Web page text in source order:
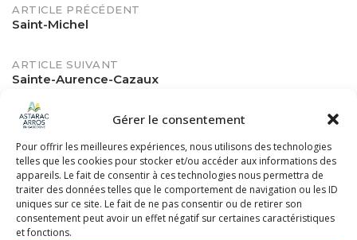
Gérer le consentement
Pour offrir les meilleures expériences, nous utilisons des technologies
telles que les cookies pour stocker et/ou accéder aux informations des
appareils. Le fait de consentir à ces technologies nous permettra de
traiter des données telles que le comportement de navigation ou les ID
uniques sur ce site. Le fait de ne pas consentir ou de retirer son
consentement peut avoir un effet négatif sur certaines caractéristiques
et fonctions.
POST
ARTICLE PRÉCÉDENT
Saint-Michel
ARTICLE SUIVANT
Sainte-Aurence-Cazaux